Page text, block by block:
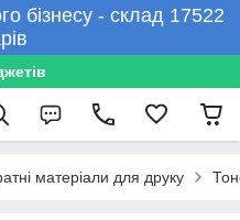
бізнесу - склад 17522
матеріали для друку